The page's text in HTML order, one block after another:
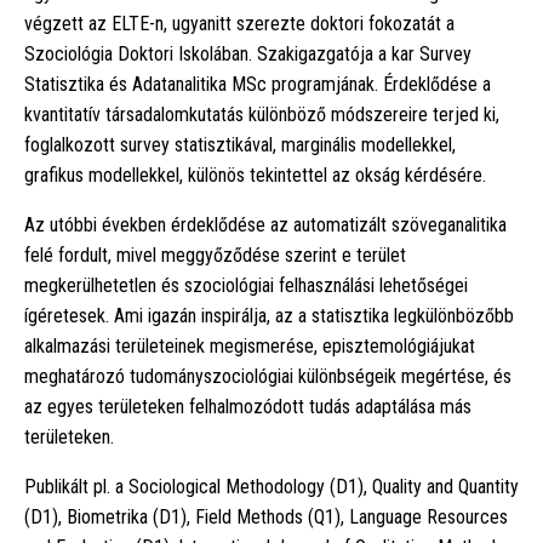
végzett az ELTE-n, ugyanitt szerezte doktori fokozatát a
Szociológia Doktori Iskolában. Szakigazgatója a kar Survey
Statisztika és Adatanalitika MSc programjának. Érdeklődése a
kvantitatív társadalomkutatás különböző módszereire terjed ki,
foglalkozott survey statisztikával, marginális modellekkel,
grafikus modellekkel, különös tekintettel az okság kérdésére.
Az utóbbi években érdeklődése az automatizált szöveganalitika
felé fordult, mivel meggyőződése szerint e terület
megkerülhetetlen és szociológiai felhasználási lehetőségei
ígéretesek. Ami igazán inspirálja, az a statisztika legkülönbözőbb
alkalmazási területeinek megismerése, episztemológiájukat
meghatározó tudományszociológiai különbségeik megértése, és
az egyes területeken felhalmozódott tudás adaptálása más
területeken.
Publikált pl. a Sociological Methodology (D1), Quality and Quantity
(D1), Biometrika (D1), Field Methods (Q1), Language Resources